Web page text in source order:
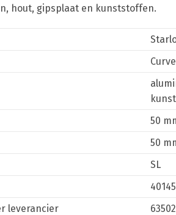
hout, gipsplaat en kunststoffen.
50
50
SL
leverancier